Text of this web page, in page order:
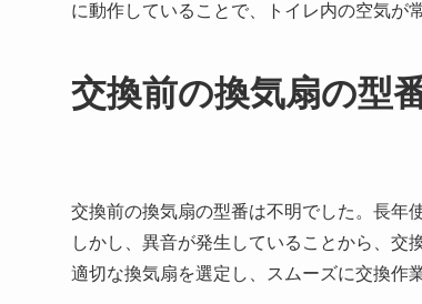
に動作していることで、トイレ内の空気が
交換前の換気扇の型
交換前の換気扇の型番は不明でした。長年
しかし、異音が発生していることから、交
適切な換気扇を選定し、スムーズに交換作